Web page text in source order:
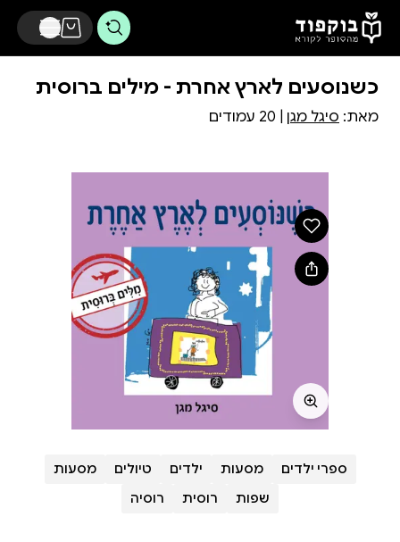
דלג לתוכן הראשי
כשנוסעים לארץ אחרת - מילים ברוסית
מאת: סיגל מגן
ספרי ילדים מסעות ילדים טיולים
מסעות
שפות
רוסית רוסיה